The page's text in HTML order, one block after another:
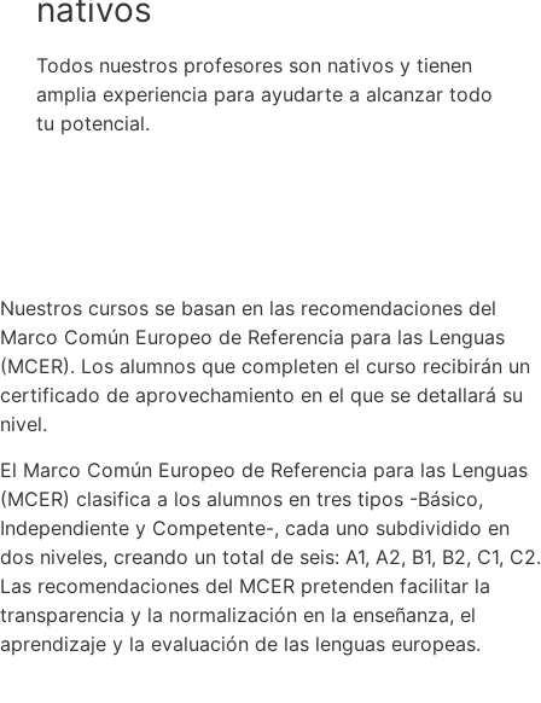
Nuestros cursos se basan en las recomendaciones del
Marco Común Europeo de Referencia para las Lenguas
(MCER). Los alumnos que completen el curso recibirán un
certificado de aprovechamiento en el que se detallará su
Las recomendaciones del MCER pretenden facilitar la
transparencia y la normalización en la enseñanza, el
aprendizaje y la evaluación de las lenguas europeas.
Niveles y certificaciones
0
0